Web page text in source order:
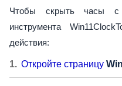
Чтобы скрыть часы
инструмента
действия:
Откройте страницу